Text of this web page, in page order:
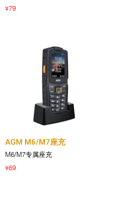
¥79
AGM M6/M7座充
M6/M7专属座充
¥69